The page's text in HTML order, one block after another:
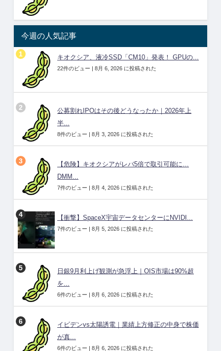
今週の人気記事
キオクシア、液冷SSD「CM10」発表！ GPUの...
22件のビュー | 8月 6, 2026 に投稿された
公募割れIPOはその後どうなったか｜2026年上
半...
8件のビュー | 8月 3, 2026 に投稿された
【危険】キオクシアがレバ5倍で取引可能に…
DMM...
7件のビュー | 8月 4, 2026 に投稿された
【衝撃】SpaceX宇宙データセンターにNVIDI...
7件のビュー | 8月 5, 2026 に投稿された
日銀9月利上げ観測が急浮上｜OIS市場は90%超
を...
6件のビュー | 8月 6, 2026 に投稿された
イビデンvs太陽誘電｜業績上方修正の中身で株価
が真...
6件のビュー | 8月 6, 2026 に投稿された